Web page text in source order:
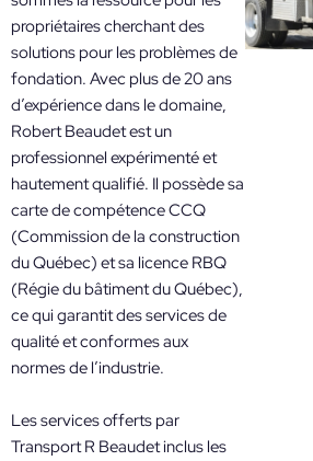
propriétaires cherchant des
solutions pour les problèmes de
fondation. Avec plus de 20 ans
d’expérience dans le domaine,
Robert Beaudet est un
professionnel expérimenté et
hautement qualifié. Il possède sa
carte de compétence CCQ
(Commission de la construction
du Québec) et sa licence RBQ
(Régie du bâtiment du Québec),
ce qui garantit des services de
qualité et conformes aux
normes de l’industrie.
Les services offerts par
Transport R Beaudet inclus les